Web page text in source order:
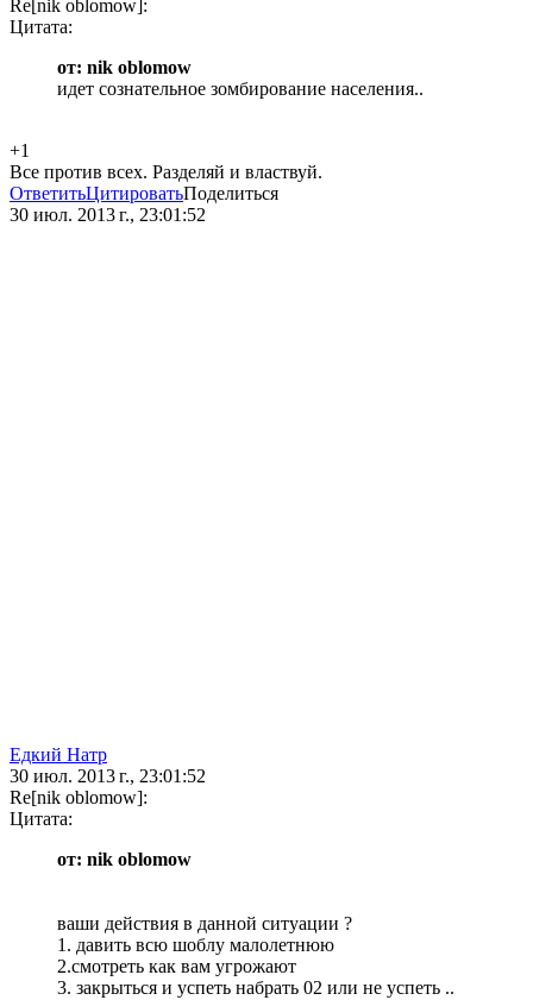
Re[nik oblomow]:
Цитата:
от: nik oblomow
идет сознательное зомбирование населения..
+1
Все против всех. Разделяй и властвуй.
ОтветитьЦитироватьПоделиться
30 июл. 2013 г., 23:01:52
Едкий Натр
30 июл. 2013 г., 23:01:52
Re[nik oblomow]:
Цитата:
от: nik oblomow
ваши действия в данной ситуации ?
1. давить всю шоблу малолетнюю
2.смотреть как вам угрожают
3. закрыться и успеть набрать 02 или не успеть ..